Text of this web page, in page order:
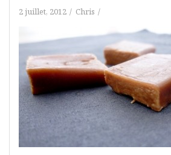
2 juillet, 2012 Chris